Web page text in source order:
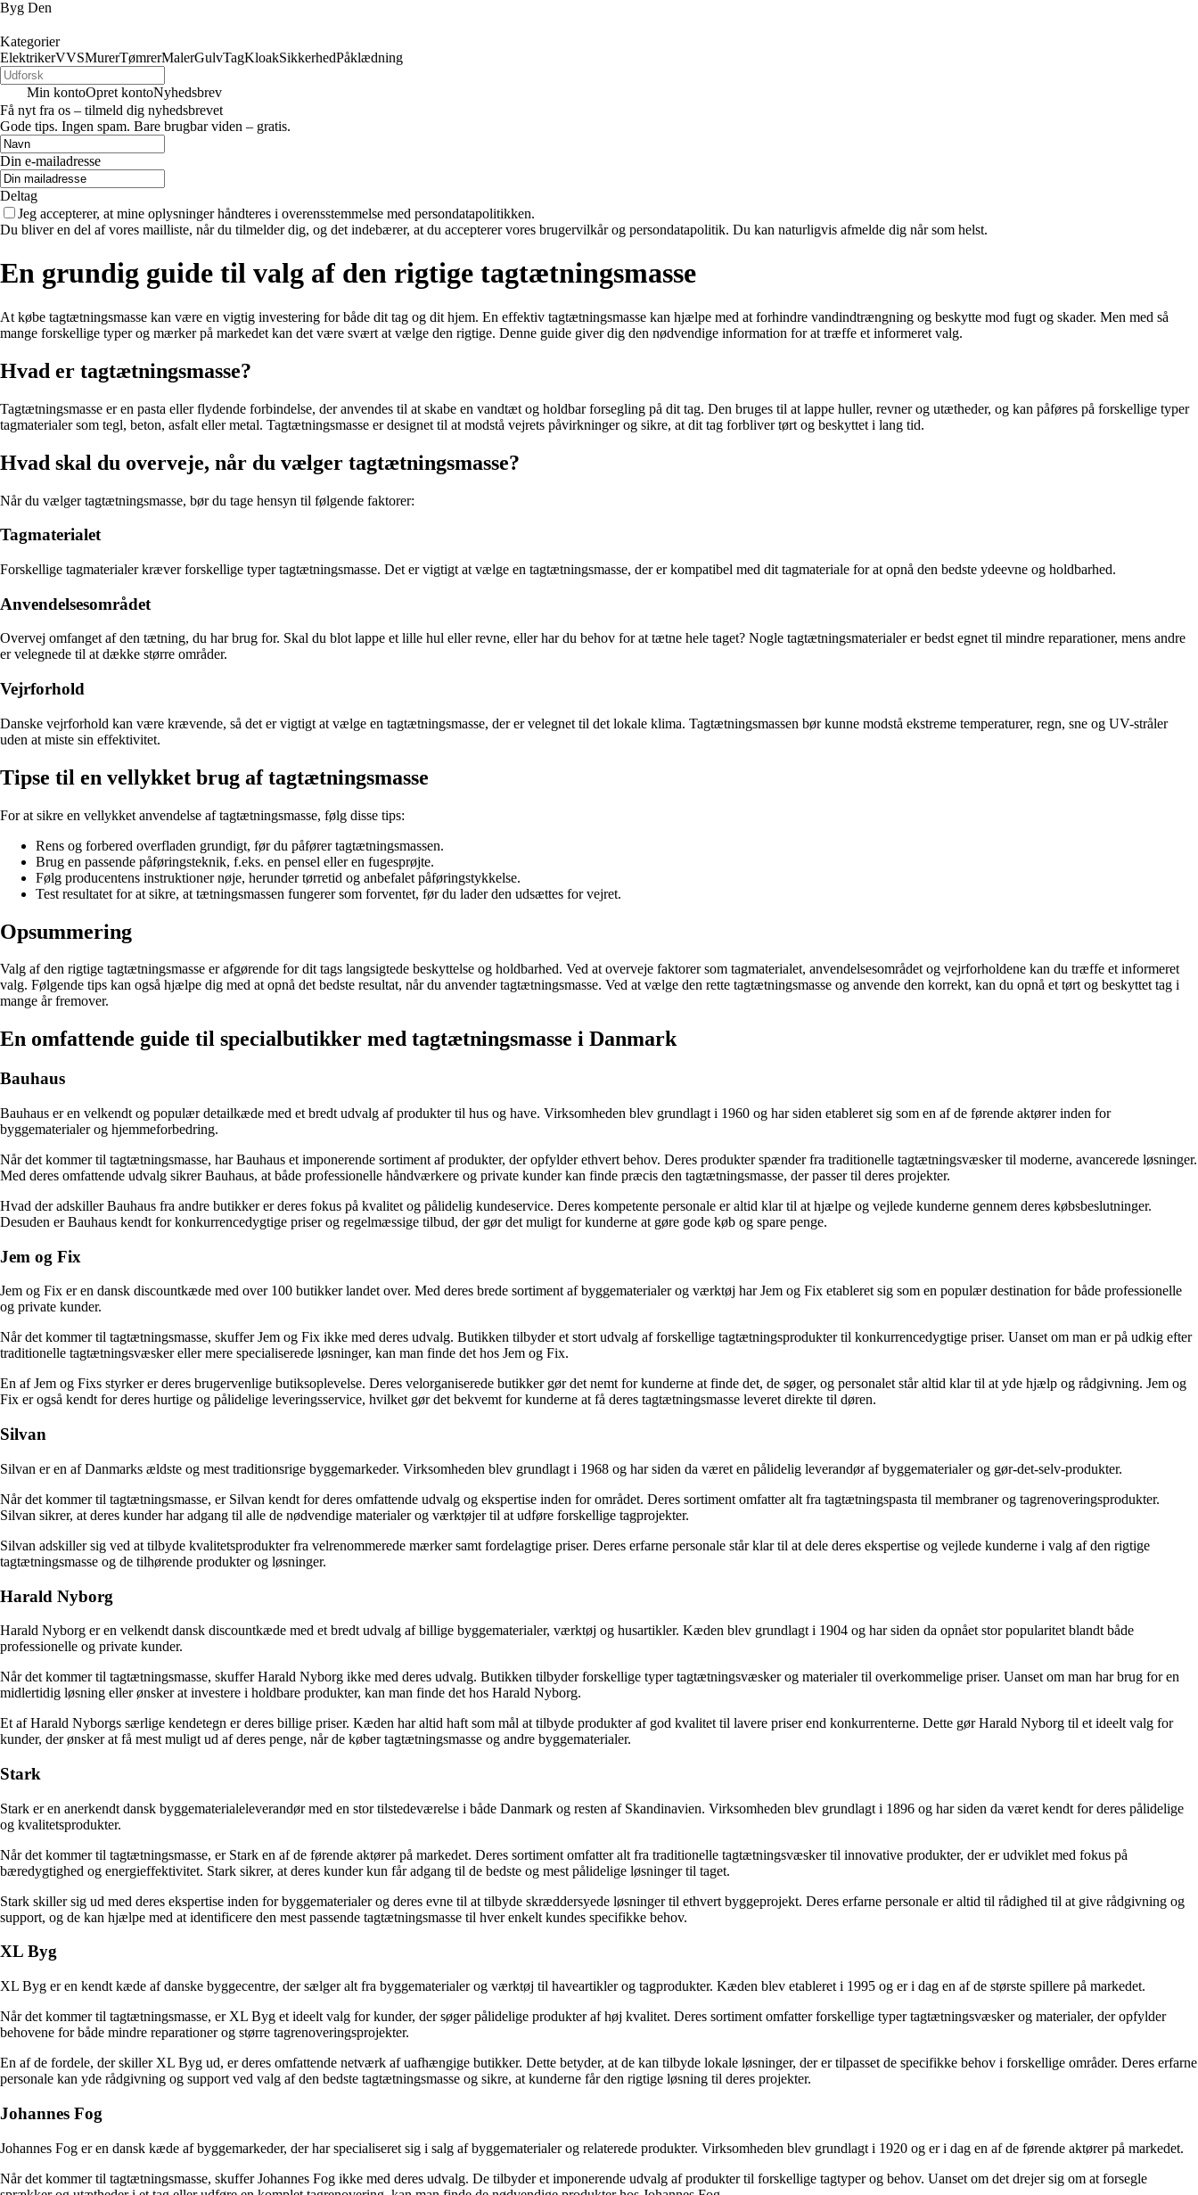
Byg Den
Kategorier
ElektrikerVVSMurerTømrerMalerGulvTagKloakSikkerhedPåklædning
Min kontoOpret kontoNyhedsbrev
Få nyt fra os – tilmeld dig nyhedsbrevet
Gode tips. Ingen spam. Bare brugbar viden – gratis.
Din e-mailadresse
Deltag
Jeg accepterer, at mine oplysninger håndteres i overensstemmelse med persondatapolitikken.
Du bliver en del af vores mailliste, når du tilmelder dig, og det indebærer, at du accepterer vores brugervilkår og persondatapolitik. Du kan naturligvis afmelde dig når som helst.
En grundig guide til valg af den rigtige tagtætningsmasse
At købe tagtætningsmasse kan være en vigtig investering for både dit tag og dit hjem. En effektiv tagtætningsmasse kan hjælpe med at forhindre vandindtrængning og beskytte mod fugt og skader. Men med så
mange forskellige typer og mærker på markedet kan det være svært at vælge den rigtige. Denne guide giver dig den nødvendige information for at træffe et informeret valg.
Hvad er tagtætningsmasse?
Tagtætningsmasse er en pasta eller flydende forbindelse, der anvendes til at skabe en vandtæt og holdbar forsegling på dit tag. Den bruges til at lappe huller, revner og utætheder, og kan påføres på forskellige typer
tagmaterialer som tegl, beton, asfalt eller metal. Tagtætningsmasse er designet til at modstå vejrets påvirkninger og sikre, at dit tag forbliver tørt og beskyttet i lang tid.
Hvad skal du overveje, når du vælger tagtætningsmasse?
Når du vælger tagtætningsmasse, bør du tage hensyn til følgende faktorer:
Tagmaterialet
Forskellige tagmaterialer kræver forskellige typer tagtætningsmasse. Det er vigtigt at vælge en tagtætningsmasse, der er kompatibel med dit tagmateriale for at opnå den bedste ydeevne og holdbarhed.
Anvendelsesområdet
Overvej omfanget af den tætning, du har brug for. Skal du blot lappe et lille hul eller revne, eller har du behov for at tætne hele taget? Nogle tagtætningsmaterialer er bedst egnet til mindre reparationer, mens andre
er velegnede til at dække større områder.
Vejrforhold
Danske vejrforhold kan være krævende, så det er vigtigt at vælge en tagtætningsmasse, der er velegnet til det lokale klima. Tagtætningsmassen bør kunne modstå ekstreme temperaturer, regn, sne og UV-stråler
uden at miste sin effektivitet.
Tipse til en vellykket brug af tagtætningsmasse
For at sikre en vellykket anvendelse af tagtætningsmasse, følg disse tips:
Rens og forbered overfladen grundigt, før du påfører tagtætningsmassen.
Brug en passende påføringsteknik, f.eks. en pensel eller en fugesprøjte.
Følg producentens instruktioner nøje, herunder tørretid og anbefalet påføringstykkelse.
Test resultatet for at sikre, at tætningsmassen fungerer som forventet, før du lader den udsættes for vejret.
Opsummering
Valg af den rigtige tagtætningsmasse er afgørende for dit tags langsigtede beskyttelse og holdbarhed. Ved at overveje faktorer som tagmaterialet, anvendelsesområdet og vejrforholdene kan du træffe et informeret
valg. Følgende tips kan også hjælpe dig med at opnå det bedste resultat, når du anvender tagtætningsmasse. Ved at vælge den rette tagtætningsmasse og anvende den korrekt, kan du opnå et tørt og beskyttet tag i
mange år fremover.
En omfattende guide til specialbutikker med tagtætningsmasse i Danmark
Bauhaus
Bauhaus er en velkendt og populær detailkæde med et bredt udvalg af produkter til hus og have. Virksomheden blev grundlagt i 1960 og har siden etableret sig som en af de førende aktører inden for
byggematerialer og hjemmeforbedring.
Når det kommer til tagtætningsmasse, har Bauhaus et imponerende sortiment af produkter, der opfylder ethvert behov. Deres produkter spænder fra traditionelle tagtætningsvæsker til moderne, avancerede løsninger.
Med deres omfattende udvalg sikrer Bauhaus, at både professionelle håndværkere og private kunder kan finde præcis den tagtætningsmasse, der passer til deres projekter.
Hvad der adskiller Bauhaus fra andre butikker er deres fokus på kvalitet og pålidelig kundeservice. Deres kompetente personale er altid klar til at hjælpe og vejlede kunderne gennem deres købsbeslutninger.
Desuden er Bauhaus kendt for konkurrencedygtige priser og regelmæssige tilbud, der gør det muligt for kunderne at gøre gode køb og spare penge.
Jem og Fix
Jem og Fix er en dansk discountkæde med over 100 butikker landet over. Med deres brede sortiment af byggematerialer og værktøj har Jem og Fix etableret sig som en populær destination for både professionelle
og private kunder.
Når det kommer til tagtætningsmasse, skuffer Jem og Fix ikke med deres udvalg. Butikken tilbyder et stort udvalg af forskellige tagtætningsprodukter til konkurrencedygtige priser. Uanset om man er på udkig efter
traditionelle tagtætningsvæsker eller mere specialiserede løsninger, kan man finde det hos Jem og Fix.
En af Jem og Fixs styrker er deres brugervenlige butiksoplevelse. Deres velorganiserede butikker gør det nemt for kunderne at finde det, de søger, og personalet står altid klar til at yde hjælp og rådgivning. Jem og
Fix er også kendt for deres hurtige og pålidelige leveringsservice, hvilket gør det bekvemt for kunderne at få deres tagtætningsmasse leveret direkte til døren.
Silvan
Silvan er en af Danmarks ældste og mest traditionsrige byggemarkeder. Virksomheden blev grundlagt i 1968 og har siden da været en pålidelig leverandør af byggematerialer og gør-det-selv-produkter.
Når det kommer til tagtætningsmasse, er Silvan kendt for deres omfattende udvalg og ekspertise inden for området. Deres sortiment omfatter alt fra tagtætningspasta til membraner og tagrenoveringsprodukter.
Silvan sikrer, at deres kunder har adgang til alle de nødvendige materialer og værktøjer til at udføre forskellige tagprojekter.
Silvan adskiller sig ved at tilbyde kvalitetsprodukter fra velrenommerede mærker samt fordelagtige priser. Deres erfarne personale står klar til at dele deres ekspertise og vejlede kunderne i valg af den rigtige
tagtætningsmasse og de tilhørende produkter og løsninger.
Harald Nyborg
Harald Nyborg er en velkendt dansk discountkæde med et bredt udvalg af billige byggematerialer, værktøj og husartikler. Kæden blev grundlagt i 1904 og har siden da opnået stor popularitet blandt både
professionelle og private kunder.
Når det kommer til tagtætningsmasse, skuffer Harald Nyborg ikke med deres udvalg. Butikken tilbyder forskellige typer tagtætningsvæsker og materialer til overkommelige priser. Uanset om man har brug for en
midlertidig løsning eller ønsker at investere i holdbare produkter, kan man finde det hos Harald Nyborg.
Et af Harald Nyborgs særlige kendetegn er deres billige priser. Kæden har altid haft som mål at tilbyde produkter af god kvalitet til lavere priser end konkurrenterne. Dette gør Harald Nyborg til et ideelt valg for
kunder, der ønsker at få mest muligt ud af deres penge, når de køber tagtætningsmasse og andre byggematerialer.
Stark
Stark er en anerkendt dansk byggematerialeleverandør med en stor tilstedeværelse i både Danmark og resten af Skandinavien. Virksomheden blev grundlagt i 1896 og har siden da været kendt for deres pålidelige
og kvalitetsprodukter.
Når det kommer til tagtætningsmasse, er Stark en af de førende aktører på markedet. Deres sortiment omfatter alt fra traditionelle tagtætningsvæsker til innovative produkter, der er udviklet med fokus på
bæredygtighed og energieffektivitet. Stark sikrer, at deres kunder kun får adgang til de bedste og mest pålidelige løsninger til taget.
Stark skiller sig ud med deres ekspertise inden for byggematerialer og deres evne til at tilbyde skræddersyede løsninger til ethvert byggeprojekt. Deres erfarne personale er altid til rådighed til at give rådgivning og
support, og de kan hjælpe med at identificere den mest passende tagtætningsmasse til hver enkelt kundes specifikke behov.
XL Byg
XL Byg er en kendt kæde af danske byggecentre, der sælger alt fra byggematerialer og værktøj til haveartikler og tagprodukter. Kæden blev etableret i 1995 og er i dag en af de største spillere på markedet.
Når det kommer til tagtætningsmasse, er XL Byg et ideelt valg for kunder, der søger pålidelige produkter af høj kvalitet. Deres sortiment omfatter forskellige typer tagtætningsvæsker og materialer, der opfylder
behovene for både mindre reparationer og større tagrenoveringsprojekter.
En af de fordele, der skiller XL Byg ud, er deres omfattende netværk af uafhængige butikker. Dette betyder, at de kan tilbyde lokale løsninger, der er tilpasset de specifikke behov i forskellige områder. Deres erfarne
personale kan yde rådgivning og support ved valg af den bedste tagtætningsmasse og sikre, at kunderne får den rigtige løsning til deres projekter.
Johannes Fog
Johannes Fog er en dansk kæde af byggemarkeder, der har specialiseret sig i salg af byggematerialer og relaterede produkter. Virksomheden blev grundlagt i 1920 og er i dag en af de førende aktører på markedet.
Når det kommer til tagtætningsmasse, skuffer Johannes Fog ikke med deres udvalg. De tilbyder et imponerende udvalg af produkter til forskellige tagtyper og behov. Uanset om det drejer sig om at forsegle